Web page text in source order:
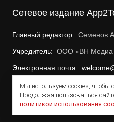
Сетевое издание
Главный редактор: Семенов
Учредитель: ООО «ВН Медиа
Электронная почта:
© 2011 — 2026 App2Top
Мы используем cookies, чтобы
Продолжая пользоваться
политикой использования